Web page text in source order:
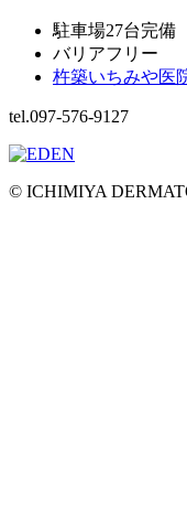
駐車場27台完備
バリアフリー
杵築いちみや医
tel.097-576-9127
© ICHIMIYA